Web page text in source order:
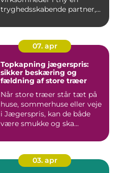
tryghedsskabende partner,
07. apr
Topkapning jægerspris:
sikker beskæring og
fældning af store træer
Når store træer står tæt på
huse, sommerhuse eller veje
i Jægerspris, kan de både
være smukke og ska...
03. apr